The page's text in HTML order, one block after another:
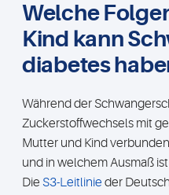
Welche
Kind kann
diabetes
Während der
Zuckerstoffwechsels mit
Mutter und Kind
und in welchem Ausmaß
Die S3-Leitlinie der